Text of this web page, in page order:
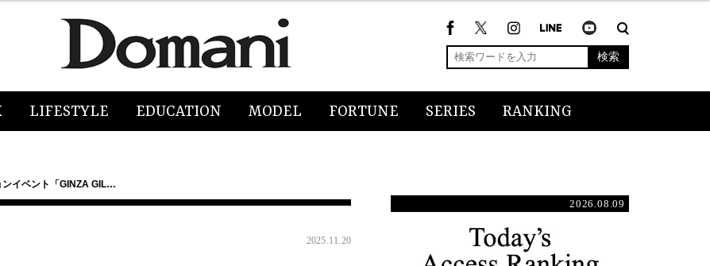
検索
LIFESTYLE EDUCATION MODEL FORTUNE SERIES RANKING
ンイベント「GINZA GIL…
2025.11.20
2026.08.09